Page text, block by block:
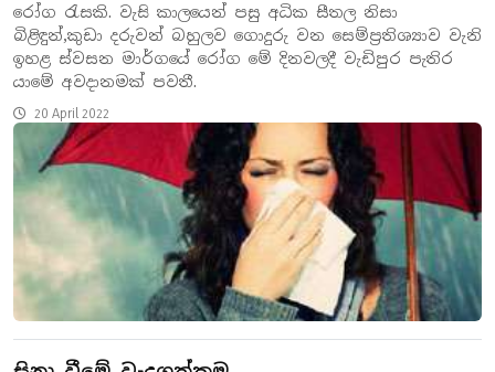
රෝග රැසකි. වැසි කාලයෙන් පසු අධික සීතල නිසා
බිළිඳුන්,කුඩා දරුවන් බහුලව ගොදුරු වන සෙම්ප්‍රතිශ්‍යාව වැනි
ඉහළ ස්වසන මාර්ගයේ රෝග මේ දිනවලදී වැඩිපුර පැතිර
යාමේ අවදානමක් පවතී.
20 April 2022